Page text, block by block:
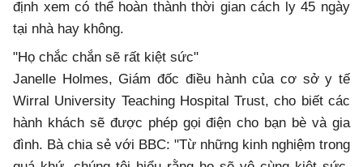
định xem có thể hoàn thành thời gian cách ly 45 ngày
tại nhà hay không.
"Họ chắc chắn sẽ rất kiệt sức"
Janelle Holmes, Giám đốc điều hành của cơ sở y tế
Wirral University Teaching Hospital Trust, cho biết các
hành khách sẽ được phép gọi điện cho bạn bè và gia
đình. Bà chia sẻ với BBC: "Từ những kinh nghiệm trong